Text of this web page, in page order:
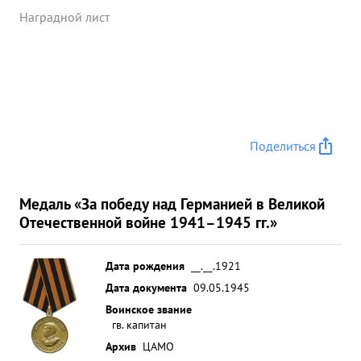
возможность нашим войскам удержать свои
Наградной лист
Поделиться
Медаль «За победу над Германией в Великой
Отечественной войне 1941–1945 гг.»
Дата рождения
__.__.1921
Дата документа 09.05.1945
Воинское звание
гв. капитан
Архив ЦАМО